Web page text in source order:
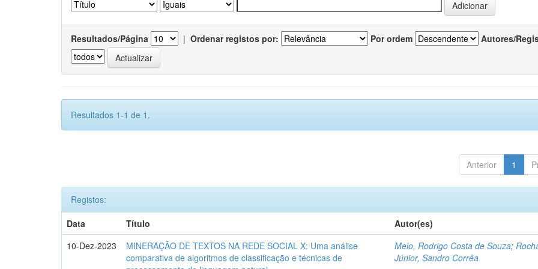
Resultados/Página | Ordenar registos por: Por ordem Autores/
Resultados 1-1 de 1.
Anterior 1
Registos:
Data
Título
Autor(es)
10-Dez-2023
MINERAÇÃO DE TEXTOS NA REDE SOCIAL X: Uma análise
comparativa de algoritmos de classificação e técnicas de
Melo, Rodrigo Costa de Souza;
Júnior, Sandro Corrêa